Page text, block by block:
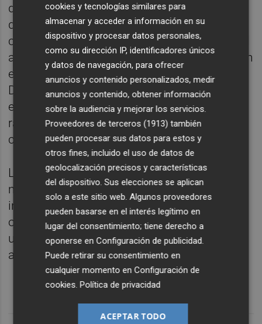
deseado para una posición que es prioritaria
desde diciembre. El perfil deseado no ha
cambiado desde entonces, ya que la entidad
albinegra busca un central experimentado en
el fútbol profesional, con bagaje en Segunda
División, que aporte contundencia y solidez
en la retaguardia, y que pueda integrarse
rápidamente en la dinámica de la
competición.
La solución puede estar en un terreno
mucho más acotado que el del mercado de
invierno, y en el que a menudo aparecen
oportunidades interesantes para mejorar
una plantilla profesional y a un precio más
asequible.
cookies y tecnologías similares para
almacenar y acceder a información en su
dispositivo y procesar datos personales,
como su dirección IP, identificadores únicos
y datos de navegación, para ofrecer
anuncios y contenido personalizados, medir
anuncios y contenido, obtener información
sobre la audiencia y mejorar los servicios.
Proveedores de terceros (1913) también
pueden procesar sus datos para estos y
otros fines, incluido el uso de datos de
geolocalización precisos y características
del dispositivo. Sus elecciones se aplican
solo a este sitio web. Algunos proveedores
pueden basarse en el interés legítimo en
lugar del consentimiento; tiene derecho a
oponerse enConfiguración de publicidad.
Puede retirar su consentimiento en
cualquier momento enConfiguración de
cookies.Política de privacidad
ACEPTAR TODO